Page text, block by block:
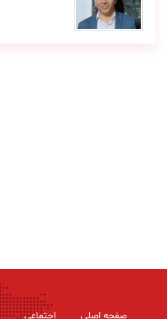
صفحه اصلی اجتماعی